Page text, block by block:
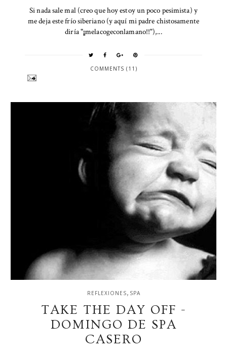
Si nada sale mal (creo que hoy estoy un poco pesimista) y
me deja este frío siberiano (y aquí mi padre chistosamente
diría "¡¡melacogeconlamano!!"),...
COMMENTS (11)
REFLEXIONES, SPA
TAKE THE DAY OFF -
DOMINGO DE SPA
CASERO